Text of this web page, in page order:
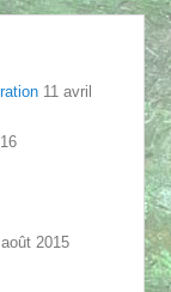
11 avril
2015